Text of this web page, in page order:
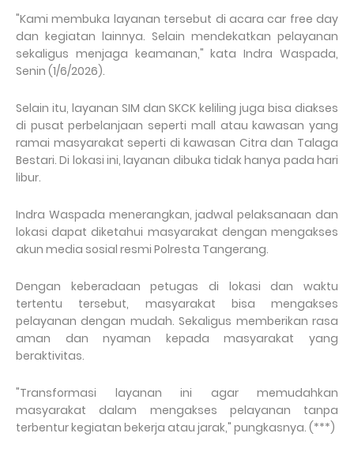
"Kami membuka layanan tersebut di acara car free day
dan kegiatan lainnya. Selain mendekatkan pelayanan
sekaligus menjaga keamanan," kata Indra Waspada,
Senin (1/6/2026).
Selain itu, layanan SIM dan SKCK keliling juga bisa diakses
di pusat perbelanjaan seperti mall atau kawasan yang
ramai masyarakat seperti di kawasan Citra dan Talaga
Bestari. Di lokasi ini, layanan dibuka tidak hanya pada hari
libur.
Indra Waspada menerangkan, jadwal pelaksanaan dan
lokasi dapat diketahui masyarakat dengan mengakses
akun media sosial resmi Polresta Tangerang.
Dengan keberadaan petugas di lokasi dan waktu
tertentu tersebut, masyarakat bisa mengakses
pelayanan dengan mudah. Sekaligus memberikan rasa
aman dan nyaman kepada masyarakat yang
beraktivitas.
"Transformasi layanan ini agar memudahkan
masyarakat dalam mengakses pelayanan tanpa
terbentur kegiatan bekerja atau jarak," pungkasnya. (***)